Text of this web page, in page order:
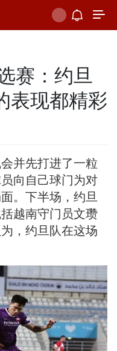
赛：约旦
表现都精彩
并先打进了一粒
向自己球门为对
。下半场，约旦
越南守门员文瓒
，约旦队在这场